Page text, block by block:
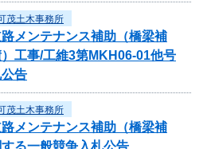
茂土木事務所
メンテナンス補助（橋梁補
工事/工維3第MKH06-01他号
告
茂土木事務所
メンテナンス補助（橋梁補
る一般競争入札公告